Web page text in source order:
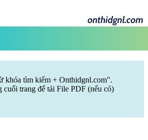
khóa tìm kiếm + Onthidgnl.com".
trang để tải File PDF (nếu có)